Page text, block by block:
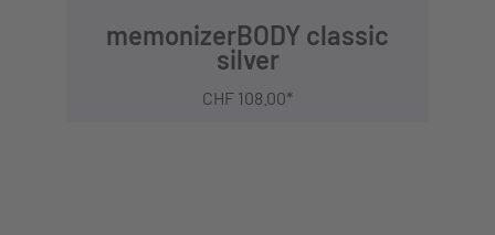
memonizerBODY classic
silver
CHF 108.00*